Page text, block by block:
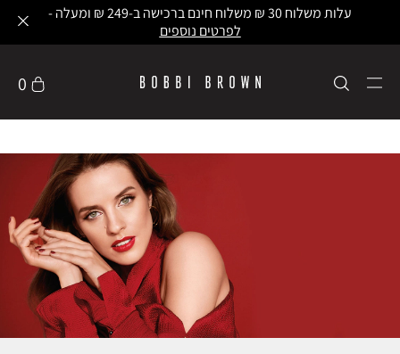
עלות משלוח 30 ₪ משלוח חינם ברכישה ב-249 ₪ ומעלה -
לפרטים נוספים
0